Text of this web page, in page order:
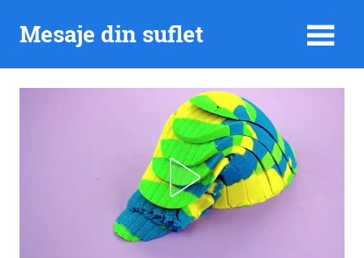
Mesaje din suflet